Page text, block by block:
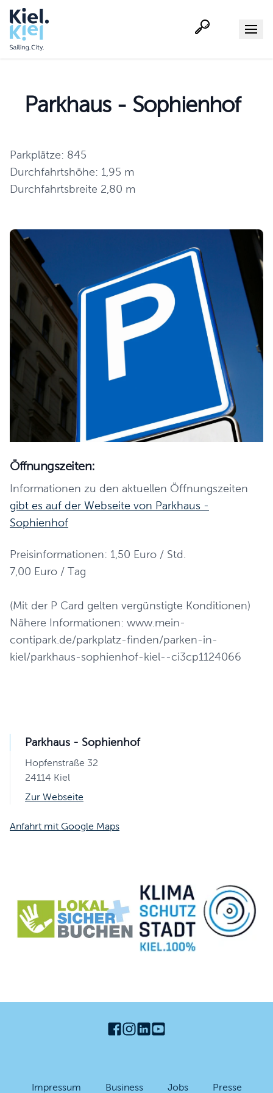
Parkhaus - Sophienhof
Parkplätze: 845
Durchfahrtshöhe: 1,95 m
Durchfahrtsbreite 2,80 m
Öffnungszeiten:
Informationen zu den aktuellen Öffnungszeiten
gibt es auf der Webseite von Parkhaus -
Sophienhof
Preisinformationen: 1,50 Euro / Std.
7,00 Euro / Tag
(Mit der P Card gelten vergünstigte Konditionen)
Nähere Informationen: www.mein-
contipark.de/parkplatz-finden/parken-in-
kiel/parkhaus-sophienhof-kiel--ci3cp1124066
Parkhaus - Sophienhof
Hopfenstraße 32
24114 Kiel
Zur Webseite
Anfahrt mit Google Maps
Impressum Business Jobs Presse